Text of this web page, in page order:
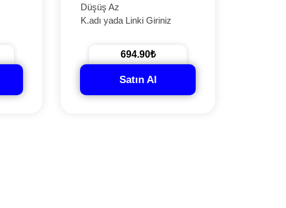
Düşüş Az
K.adı yada Linki Giriniz
694.90₺
Satın Al